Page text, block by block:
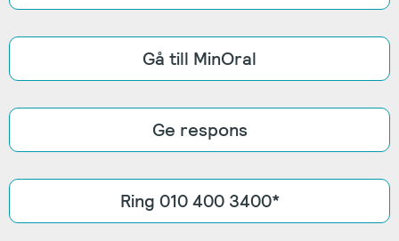
Gå till MinOral
Ge respons
Ring 010 400 3400*